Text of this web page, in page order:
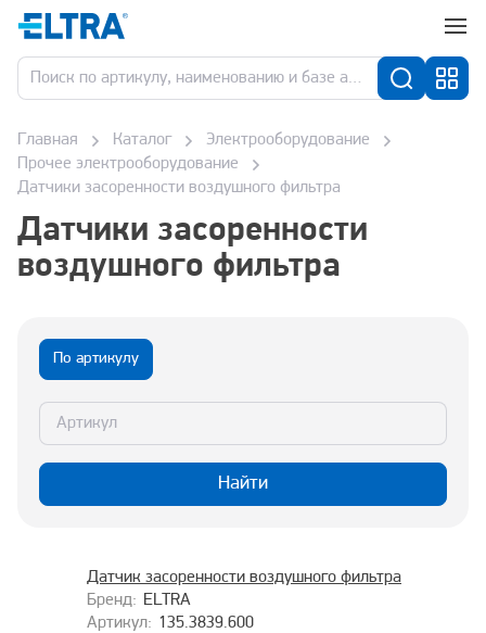
Главная Каталог
Электрооборудование
Прочее электрооборудование
Датчики засоренности воздушного фильтра
Датчики засоренности
воздушного фильтра
По артикулу
Найти
ELTRA
135.3839.600
Датчик засоренности воздушного фильтра